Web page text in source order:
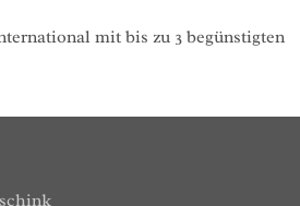
mit bis zu 3 begünstigten